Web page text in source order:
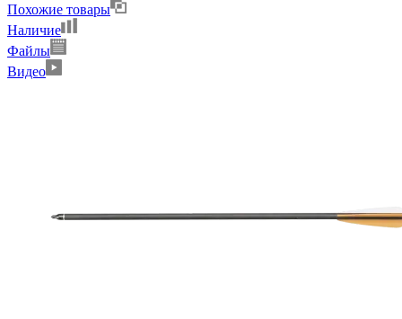
Похожие товары
Наличие
Файлы
Видео